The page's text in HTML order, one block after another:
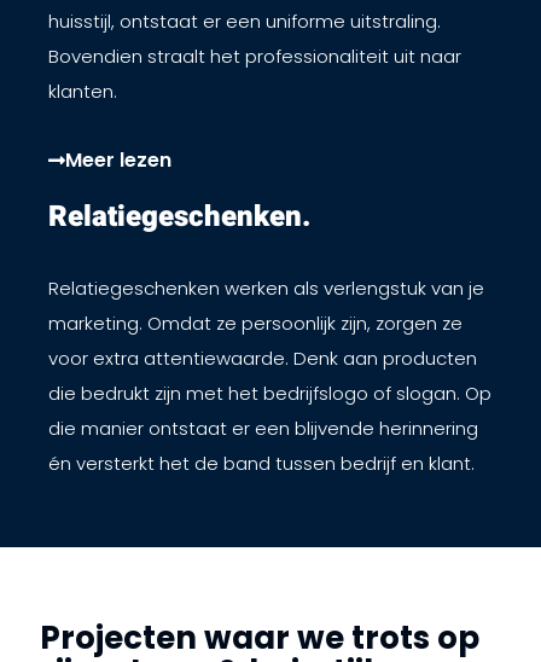
huisstijl, ontstaat er een uniforme uitstraling.
Bovendien straalt het professionaliteit uit naar
klanten.
Meer lezen
Relatiegeschenken. ​
Relatiegeschenken werken als verlengstuk van je
marketing. Omdat ze persoonlijk zijn, zorgen ze
voor extra attentiewaarde. Denk aan producten
die bedrukt zijn met het bedrijfslogo of slogan. Op
die manier ontstaat er een blijvende herinnering
én versterkt het de band tussen bedrijf en klant.
Projecten waar we trots op